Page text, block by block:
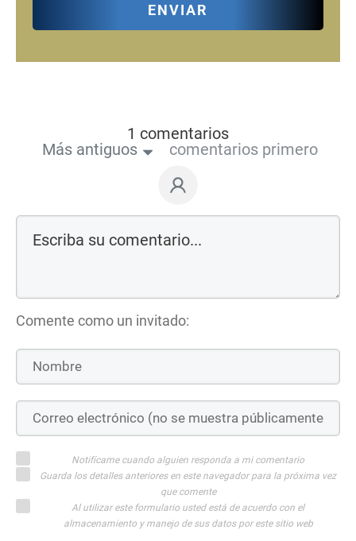
ENVIAR
1 comentarios
Más antiguos
comentarios primero
Comente como un invitado:
Notifícame cuando alguien responda a mi comentario
Guarda los detalles anteriores en este navegador para la próxima vez
que comente
Al utilizar este formulario usted está de acuerdo con el
almacenamiento y manejo de sus datos por este sitio web